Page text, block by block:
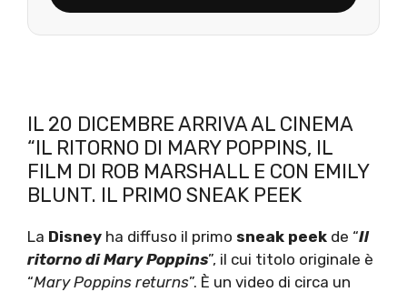
IL 20 DICEMBRE ARRIVA AL CINEMA
“IL RITORNO DI MARY POPPINS, IL
FILM DI ROB MARSHALL E CON EMILY
BLUNT. IL PRIMO SNEAK PEEK
La Disney ha diffuso il primo sneak peek de “Il
ritorno di Mary Poppins”, il cui titolo originale è
“Mary Poppins returns”. È un video di circa un